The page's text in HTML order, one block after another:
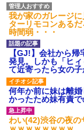
ハードオフに売っ
4000円のフィギュ
るｗｗｗｗｗｗ「こ
の？ｗｗ」「逆に超
私「ちょっと、人
触らないでよ！」キ
こに金庫があったか
みようとしただけ☆
は出てけ！二度と来
果・・・
私「初めて飲む味
のお茶？」彼「ちっ
【GIF】JSのカン
タ
我が家のガレージ
ターリモコンある
時間弱・・・
【GJ!】会社から
発見。しかも「ヒ
て近寄ったら女の
何年か前に妹は離
かったため妹有責
わい(42)渋谷の夜の